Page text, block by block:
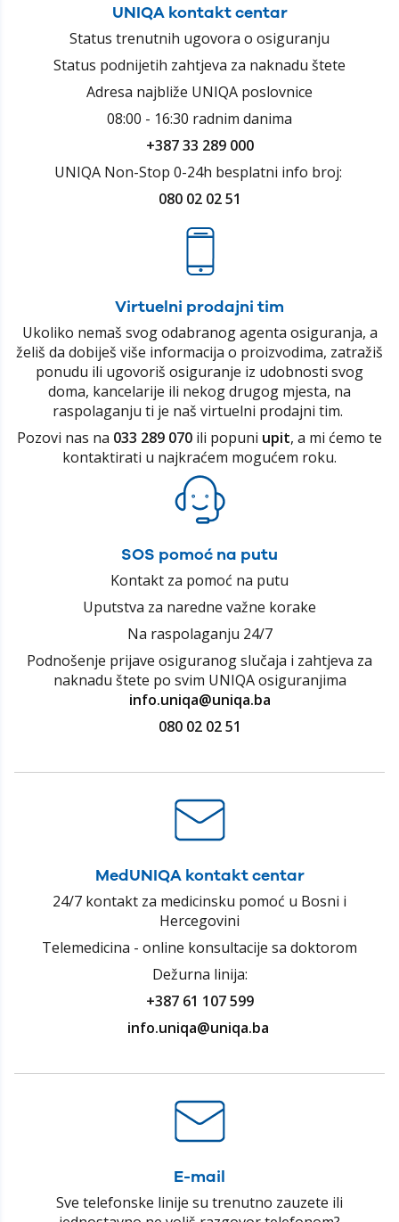
UNIQA kontakt centar
Status trenutnih ugovora o osiguranju
Status podnijetih zahtjeva za naknadu štete
Adresa najbliže UNIQA poslovnice
08:00 - 16:30 radnim danima
+387 33 289 000
UNIQA Non-Stop 0-24h besplatni info broj:
080 02 02 51
Virtuelni prodajni tim
Ukoliko nemaš svog odabranog agenta osiguranja, a
želiš da dobiješ više informacija o proizvodima, zatražiš
ponudu ili ugovoriš osiguranje iz udobnosti svog
doma, kancelarije ili nekog drugog mjesta, na
raspolaganju ti je naš virtuelni prodajni tim.
Pozovi nas na 033 289 070 ili popuni upit, a mi ćemo te
kontaktirati u najkraćem mogućem roku.
SOS pomoć na putu
Kontakt za pomoć na putu
Uputstva za naredne važne korake
Na raspolaganju 24/7
Podnošenje prijave osiguranog slučaja i zahtjeva za
naknadu štete po svim UNIQA osiguranjima
info.uniqa@uniqa.ba
080 02 02 51
MedUNIQA kontakt centar
24/7 kontakt za medicinsku pomoć u Bosni i
Hercegovini
Telemedicina - online konsultacije sa doktorom
Dežurna linija:
+387 61 107599
info.uniqa@uniqa.ba
E-mail
Sve telefonske linije su trenutno zauzete ili